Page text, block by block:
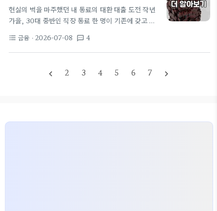
다. 실제로 KB국민은행을 비롯한 주요 시중은행들은
대출 총량 관리를 하면서도, 기존 대출을 단순히 옮기
거나 상속에 따른 채무 인수 같은 경우에는 한도 제한
현실의 벽을 마주했던 내 동료의 대환 대출 도전 작년
가을, 30대 중반인 직장 동료 한 명이 기존에 갖고 있
작했습니다. 당시 그의 대출 잔액은 약 4,500만 원이
었고, 금리는 6.8% 수준이었습니다. 요즘 유행하는
다는 가심사 결과가 나왔다며, 당장이라도 수십만 원
정 금리는 5.2%가 아닌 6.1%로 확정되었습니다. 게
format_list_bulleted 금융 · 2026-07-08 textsms 4
navigate_before 2 3 4 5 6 7 navigate_next